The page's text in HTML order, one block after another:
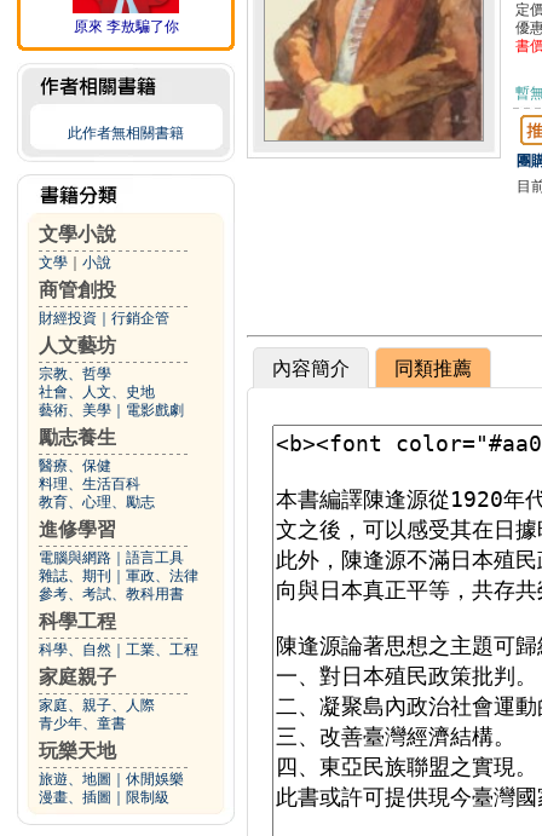
原來 李敖騙了你
此作者無相關書籍
文學小說
文學 小說
商管創投
財經投資 行銷企管
人文藝坊
宗教、哲學
社會、人文、史地
藝術、美學
電影戲劇
勵志養生
醫療、保健
料理、生活百科
教育、心理、勵志
進修學習
電腦與網路
語言工具
雜誌、期刊
軍政、法律
參考、考試、教科用書
科學工程
科學、自然 工業、工程
家庭親子
家庭、親子、人際
青少年、童書
玩樂天地
旅遊、地圖
休閒娛樂
漫畫、插圖
限制級
定
優
書
暫
團
目
內容簡介 同類推薦